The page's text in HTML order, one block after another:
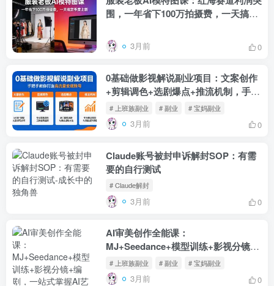
围，一年省下100万拍摄费，一天搞定
3月前 0
0基础做影视解说副业项目：文案创作
+剪辑调色+选剧爆点+推流机制，手把
手教你打造高流量变现账号
# 上班族副业 # 副业 # 宝妈副业
3月前 0
Claude账号被封申诉解封SOP：有需
要的自行测试
# Claude解封
3月前 0
AI审美创作全能课：
MJ+Seedance+模型训练+影视分镜
+编剧，一站式掌握AI艺术创作
# 上班族副业 # 副业 # 宝妈副业
3月前 0